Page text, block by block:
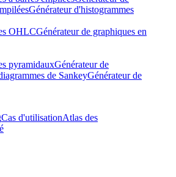
Générateur d'histogrammes
OHLCGénérateur de graphiques en
pyramidauxGénérateur de
de SankeyGénérateur de
Cas d'utilisationAtlas des